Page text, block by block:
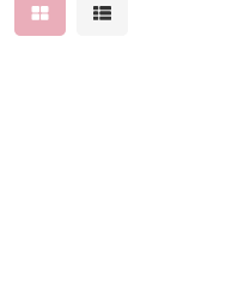
Mostrar resultados em
Mostrar